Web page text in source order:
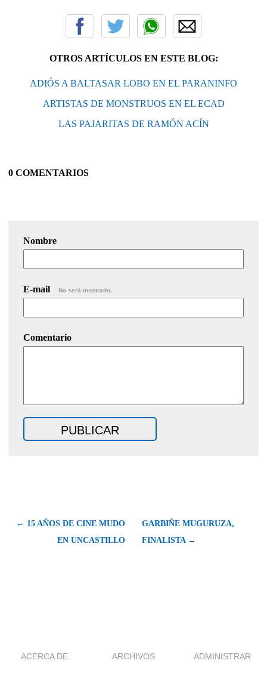
OTROS ARTÍCULOS EN ESTE BLOG:
ADIÓS A BALTASAR LOBO EN EL PARANINFO
ARTISTAS DE MONSTRUOS EN EL ECAD
LAS PAJARITAS DE RAMÓN ACÍN
0 COMENTARIOS
Nombre
E-mail No será mostrado.
Comentario
← 15 AÑOS DE CINE MUDO
EN UNCASTILLO
GARBIÑE MUGURUZA,
FINALISTA →
ACERCA DE ARCHIVOS ADMINISTRAR